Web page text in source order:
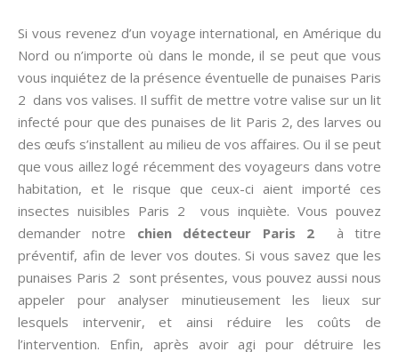
Si vous revenez d’un voyage international, en Amérique du
Nord ou n’importe où dans le monde, il se peut que vous
vous inquiétez de la présence éventuelle de punaises Paris
2 dans vos valises. Il suffit de mettre votre valise sur un lit
infecté pour que des punaises de lit Paris 2, des larves ou
des œufs s’installent au milieu de vos affaires. Ou il se peut
que vous aillez logé récemment des voyageurs dans votre
habitation, et le risque que ceux-ci aient importé ces
insectes nuisibles Paris 2 vous inquiète. Vous pouvez
demander notre chien détecteur Paris 2à titre
préventif, afin de lever vos doutes. Si vous savez que les
punaises Paris 2 sont présentes, vous pouvez aussi nous
appeler pour analyser minutieusement les lieux sur
lesquels intervenir, et ainsi réduire les coûts de
l’intervention. Enfin, après avoir agi pour détruire les